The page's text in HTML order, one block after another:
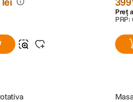
Preț
PRP: